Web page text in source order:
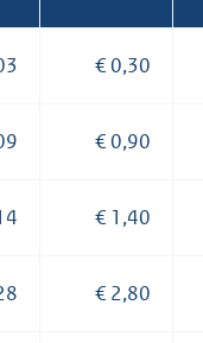
€ 0,30
€ 0,90
€ 1,40
€ 2,80